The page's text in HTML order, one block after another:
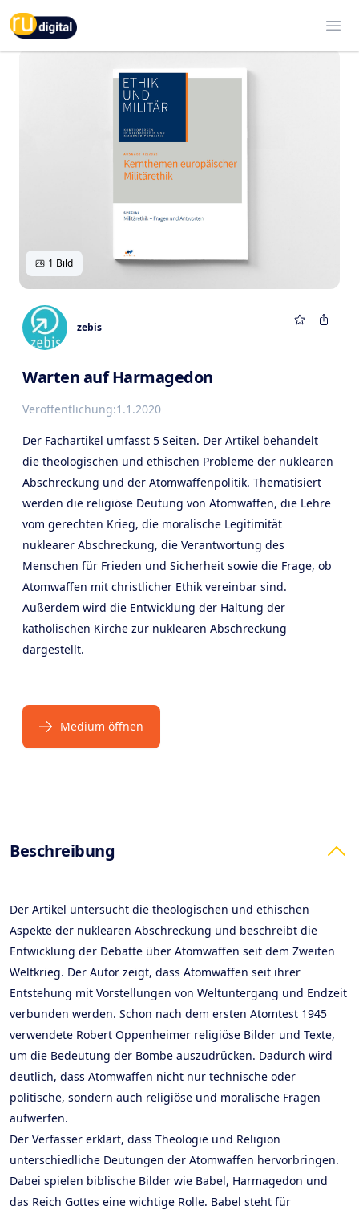
RU-digital
1 Bild
zebis
Warten auf Harmagedon
Veröffentlichung:1.1.2020
Der Fachartikel umfasst 5 Seiten. Der Artikel behandelt
die theologischen und ethischen Probleme der nuklearen
Abschreckung und der Atomwaffenpolitik. Thematisiert
werden die religiöse Deutung von Atomwaffen, die Lehre
vom gerechten Krieg, die moralische Legitimität
nuklearer Abschreckung, die Verantwortung des
Menschen für Frieden und Sicherheit sowie die Frage, ob
Atomwaffen mit christlicher Ethik vereinbar sind.
Außerdem wird die Entwicklung der Haltung der
katholischen Kirche zur nuklearen Abschreckung
dargestellt.
Medium öffnen
Products
Beschreibung
Der Artikel untersucht die theologischen und ethischen
Aspekte der nuklearen Abschreckung und beschreibt die
Entwicklung der Debatte über Atomwaffen seit dem Zweiten
Weltkrieg. Der Autor zeigt, dass Atomwaffen seit ihrer
Entstehung mit Vorstellungen von Weltuntergang und Endzeit
verbunden werden. Schon nach dem ersten Atomtest 1945
verwendete Robert Oppenheimer religiöse Bilder und Texte,
um die Bedeutung der Bombe auszudrücken. Dadurch wird
deutlich, dass Atomwaffen nicht nur technische oder
politische, sondern auch religiöse und moralische Fragen
aufwerfen.
Der Verfasser erklärt, dass Theologie und Religion
unterschiedliche Deutungen der Atomwaffen hervorbringen.
Dabei spielen biblische Bilder wie Babel, Harmagedon und
das Reich Gottes eine wichtige Rolle. Babel steht für